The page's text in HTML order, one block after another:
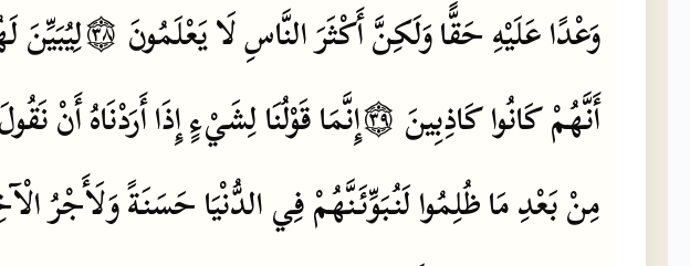
وَعْدًاعَلَيْهِحَقًّاوَلَكِنَّأَكْثَرَالنَّاسِلَايَعْلَمُونَ ۝٣٨لِيُبَيِّنَ
أَنَّهُمْكَانُواكَاذِبِينَ ۝٣٩إِنَّمَاقَوْلُنَالِشَيْءٍإِذَاأَرَدْنَاهُأَنْنَقُولَ
مِنْبَعْدِمَاظُلِمُوالَنُبَوِّئَنَّهُمْفِيالدُّنْيَاحَسَنَةًوَلَأَجْرُ